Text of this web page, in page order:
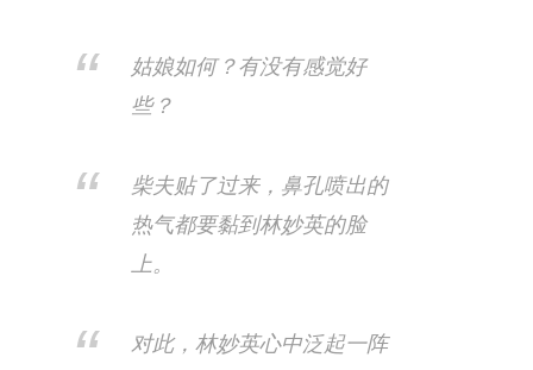
姑娘如何？有没有感觉好
些？
柴夫贴了过来，鼻孔喷出的
热气都要黏到林妙英的脸
上。
对此，林妙英心中泛起一阵